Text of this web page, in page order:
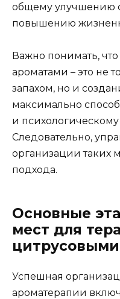
общему улучшению
повышению
Важно понимать,
ароматами – это не
запахом, но и
максимально
и
Следовательно,
организации таких
подхода.
Основные
мест для
Успешная
ароматерапии